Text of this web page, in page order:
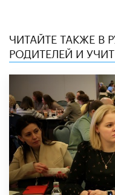
ЧИТАЙТЕ ТАКЖЕ В
РОДИТЕЛЕЙ И